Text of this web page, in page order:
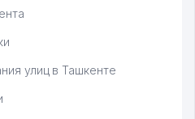
улиц в Ташкенте